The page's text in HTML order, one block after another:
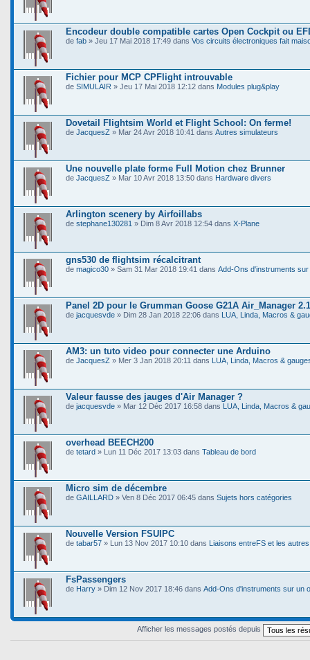
Encodeur double compatible cartes Open Cockpit ou
de fab » Jeu 17 Mai 2018 17:49 dans Vos circuits électroniques fait
Fichier pour MCP CPFlight introuvable
de SIMULAIR » Jeu 17 Mai 2018 12:12 dans Modules plug&play
Dovetail Flightsim World et Flight School: On ferme!
de JacquesZ » Mar 24 Avr 2018 10:41 dans Autres simulateurs
Une nouvelle plate forme Full Motion chez Brunner
de JacquesZ » Mar 10 Avr 2018 13:50 dans Hardware divers
Arlington scenery by Airfoillabs
de stephane130281 » Dim 8 Avr 2018 12:54 dans X-Plane
gns530 de flightsim récalcitrant
de magico30 » Sam 31 Mar 2018 19:41 dans Add-Ons d'instruments
Panel 2D pour le Grumman Goose G21A Air_Manager
de jacquesvde » Dim 28 Jan 2018 22:06 dans LUA, Linda, Macros &
AM3: un tuto video pour connecter une Arduino
de JacquesZ » Mer 3 Jan 2018 20:11 dans LUA, Linda, Macros &
Valeur fausse des jauges d'Air Manager ?
de jacquesvde » Mar 12 Déc 2017 16:58 dans LUA, Linda, Macros &
overhead BEECH200
de tetard » Lun 11 Déc 2017 13:03 dans Tableau de bord
Micro sim de décembre
de GAILLARD » Ven 8 Déc 2017 06:45 dans Sujets hors catégories
Nouvelle Version FSUIPC
de tabar57 » Lun 13 Nov 2017 10:10 dans Liaisons entreFS et les
FsPassengers
de Harry » Dim 12 Nov 2017 18:46 dans Add-Ons d'instruments sur un
Afficher les messages postés depuis